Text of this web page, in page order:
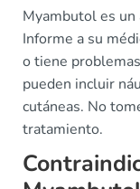
Myambutol es
Informe a su
o tiene
pueden incluir
cutáneas. No
tratamiento.